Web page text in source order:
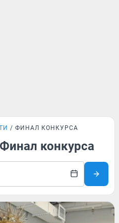
ФИНАЛ КОНКУРСА
конкурса